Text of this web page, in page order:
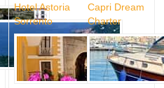
Hotel Astoria
Sorrento
Capri Dream
Charter